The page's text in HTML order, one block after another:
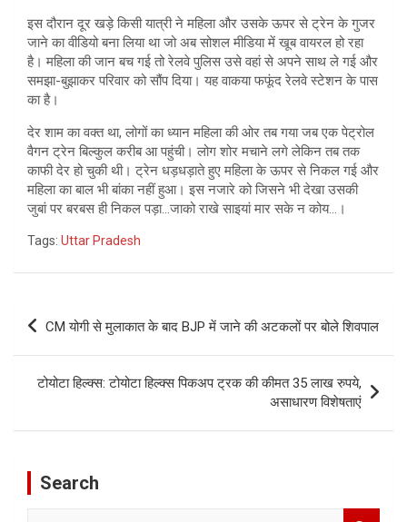
इस दौरान दूर खड़े किसी यात्री ने महिला और उसके ऊपर से ट्रेन के गुजर
जाने का वीडियो बना लिया था जो अब सोशल मीडिया में खूब वायरल हो रहा
है। महिला की जान बच गई तो रेलवे पुलिस उसे वहां से अपने साथ ले गई और
समझा-बुझाकर परिवार को सौंप दिया। यह वाकया फफूंद रेलवे स्‍टेशन के पास
का है।
देर शाम का वक्‍त था, लोगों का ध्‍यान महिला की ओर तब गया जब एक पेट्रोल
वैगन ट्रेन बिल्‍कुल करीब आ पहुंची। लोग शोर मचाने लगे लेकिन तब तक
काफी देर हो चुकी थी। ट्रेन धड़धड़ाते हुए महिला के ऊपर से निकल गई और
महिला का बाल भी बांका नहीं हुआ। इस नजारे को जिसने भी देखा उसकी
जुबां पर बरबस ही निकल पड़ा…जाको राखे साइयां मार सके न कोय…।
Tags: Uttar Pradesh
Post
navigation
CM योगी से मुलाकात के बाद BJP में जाने की अटकलों पर बोले शिवपाल
टोयोटा हिल्क्स: टोयोटा हिल्क्स पिकअप ट्रक की कीमत 35 लाख रुपये,
असाधारण विशेषताएं
Search